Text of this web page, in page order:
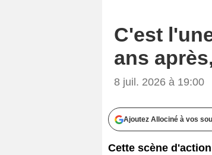
C'est
ans
8 juil. 2026 à 19:00
Ajoutez Allociné à vos
Cette scène